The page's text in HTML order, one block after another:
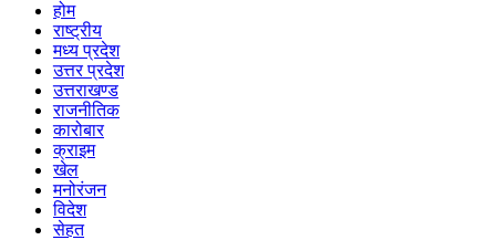
होम
राष्ट्रीय
मध्य प्रदेश
उत्तर प्रदेश
उत्तराखण्ड
राजनीतिक
कारोबार
क्राइम
खेल
मनोरंजन
विदेश
सेहत